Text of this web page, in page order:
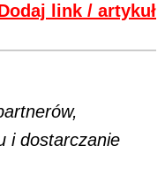
link / artykuł
i dostarczanie